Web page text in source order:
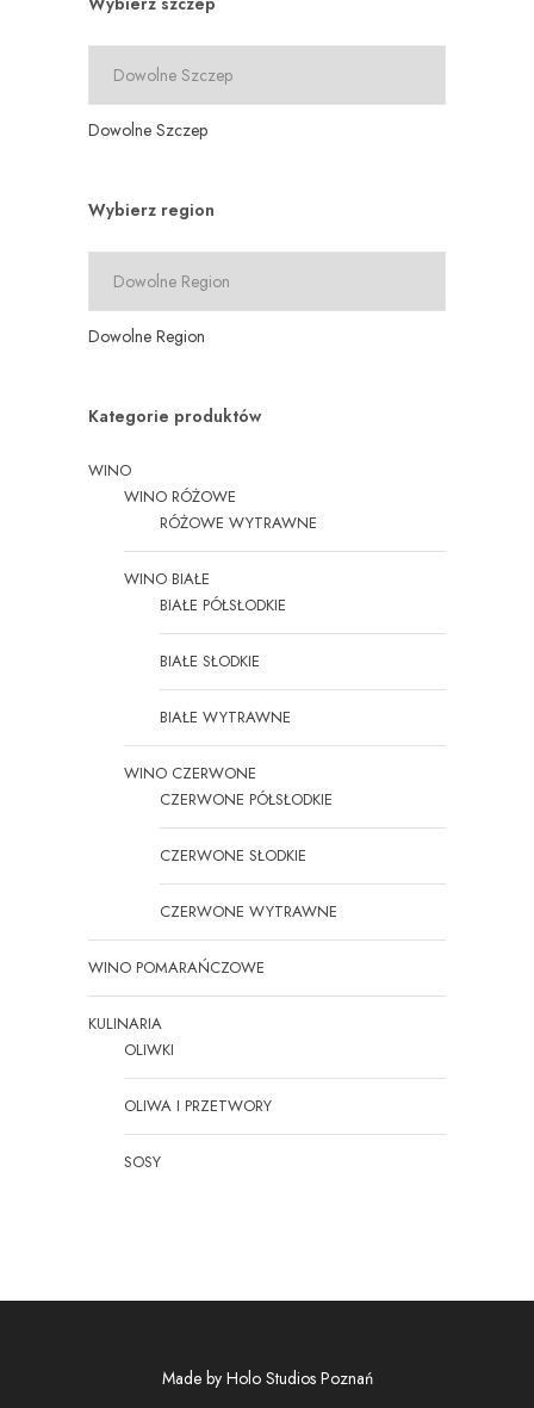
Dowolne Szczep
Wybierz region
Dowolne Region
Kategorie produktów
WINO
WINO RÓŻOWE
RÓŻOWE WYTRAWNE
WINO BIAŁE
BIAŁE PÓŁSŁODKIE
BIAŁE SŁODKIE
BIAŁE WYTRAWNE
WINO CZERWONE
CZERWONE PÓŁSŁODKIE
CZERWONE SŁODKIE
CZERWONE WYTRAWNE
WINO POMARAŃCZOWE
KULINARIA
OLIWKI
OLIWA I PRZETWORY
SOSY
Made by Holo Studios Poznań